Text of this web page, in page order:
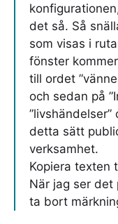
det så. Så
som visas i
fönster
till ordet
och sedan på
”livshändelser”
detta sätt
verksamhet.
Kopiera texten
När jag ser det
ta bort